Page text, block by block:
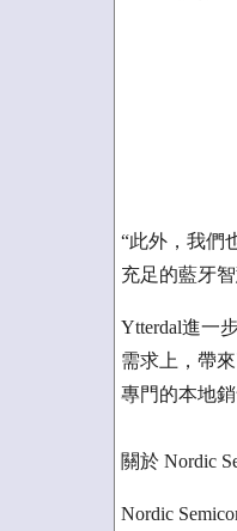
“此外，我們
充足的藍牙
Ytterdal進一
需求上，帶
專門的本地
關於 Nordic
Nordic